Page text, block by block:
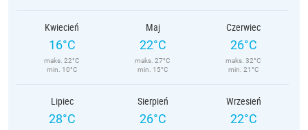
Kwiecień
16°C
maks. 22°C
min. 10°C
Maj
22°C
maks. 27°C
min. 15°C
Czerwiec
26°C
maks. 32°C
min. 21°C
Lipiec
28°C
Sierpień
26°C
Wrzesień
22°C